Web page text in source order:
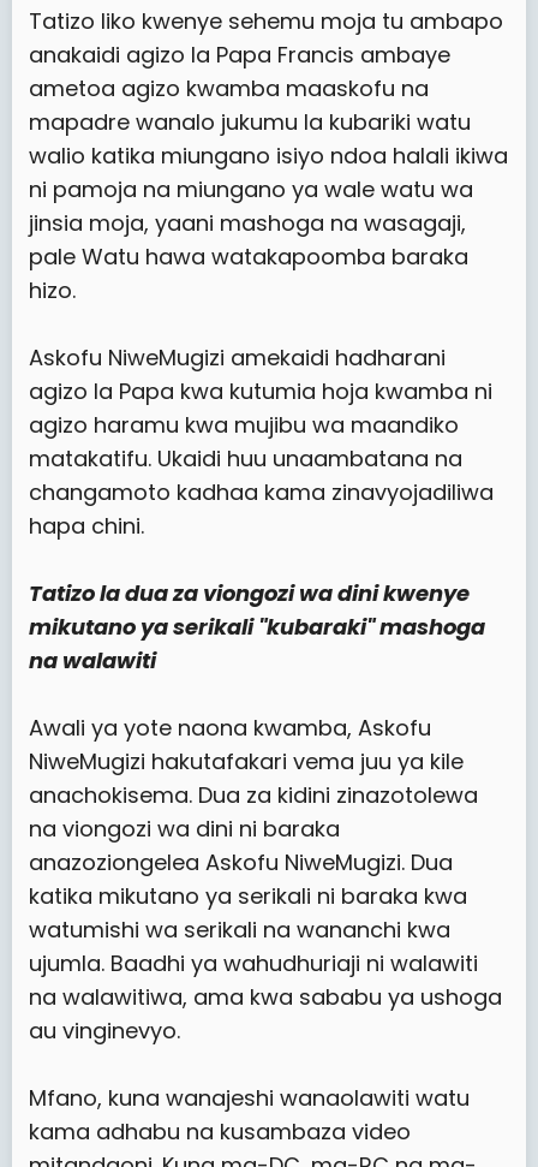
Tatizo liko kwenye sehemu moja tu ambapo
anakaidi agizo la Papa Francis ambaye
ametoa agizo kwamba maaskofu na
mapadre wanalo jukumu la kubariki watu
walio katika miungano isiyo ndoa halali ikiwa
ni pamoja na miungano ya wale watu wa
jinsia moja, yaani mashoga na wasagaji,
pale Watu hawa watakapoomba baraka
hizo.
Askofu NiweMugizi amekaidi hadharani
agizo la Papa kwa kutumia hoja kwamba ni
agizo haramu kwa mujibu wa maandiko
matakatifu. Ukaidi huu unaambatana na
changamoto kadhaa kama zinavyojadiliwa
hapa chini.
Tatizo la dua za viongozi wa dini kwenye
mikutano ya serikali "kubaraki" mashoga
na walawiti
Awali ya yote naona kwamba, Askofu
NiweMugizi hakutafakari vema juu ya kile
anachokisema. Dua za kidini zinazotolewa
na viongozi wa dini ni baraka
anazoziongelea Askofu NiweMugizi. Dua
katika mikutano ya serikali ni baraka kwa
watumishi wa serikali na wananchi kwa
ujumla. Baadhi ya wahudhuriaji ni walawiti
na walawitiwa, ama kwa sababu ya ushoga
au vinginevyo.
Mfano, kuna wanajeshi wanaolawiti watu
kama adhabu na kusambaza video